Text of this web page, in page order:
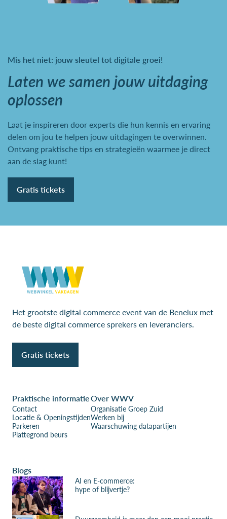
Mis het niet: jouw sleutel tot digitale groei!
Laten we samen jouw uitdaging
oplossen
Laat je inspireren door experts die hun kennis en ervaring
delen om jou te helpen jouw uitdagingen te overwinnen.
Ontvang praktische tips en strategieën waarmee je direct
aan de slag kunt!
Gratis tickets
Het grootste digital commerce event van de Benelux met
de beste digital commerce sprekers en leveranciers.
Gratis tickets
Praktische informatie
Contact
Locatie & Openingstijden
Parkeren
Plattegrond beurs
Over WWV
Organisatie Groep Zuid
Werken bij
Waarschuwing datapartijen
Blogs
AI en E-commerce:
hype of blijvertje?